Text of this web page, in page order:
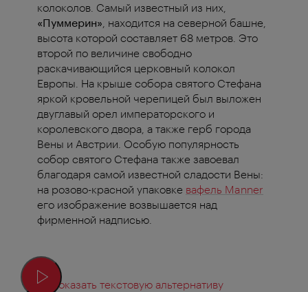
колоколов. Самый известный из них,
«Пуммерин» , находится на северной башне,
высота которой составляет 68 метров. Это
второй по величине свободно
раскачивающийся церковный колокол
Европы. На крыше собора святого Стефана
яркой кровельной черепицей был выложен
двуглавый орел императорского и
королевского двора, а также герб города
Вены и Австрии. Особую популярность
собор святого Стефана также завоевал
благодаря самой известной сладости Вены:
на розово-красной упаковке вафель Manner
его изображение возвышается над
фирменной надписью.
Показать текстовую альтернативу